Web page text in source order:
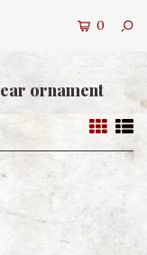
0
ornament